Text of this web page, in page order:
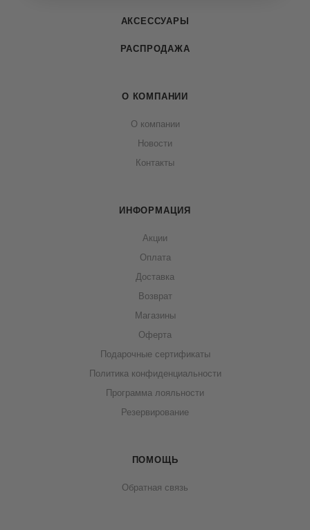
АКСЕССУАРЫ
РАСПРОДАЖА
О КОМПАНИИ
О компании
Новости
Контакты
ИНФОРМАЦИЯ
Акции
Оплата
Доставка
Возврат
Магазины
Оферта
Подарочные сертификаты
Политика конфиденциальности
Программа лояльности
Резервирование
ПОМОЩЬ
Обратная связь